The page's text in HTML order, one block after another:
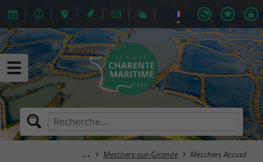
Meschers-sur-Gironde Meschers Accueil